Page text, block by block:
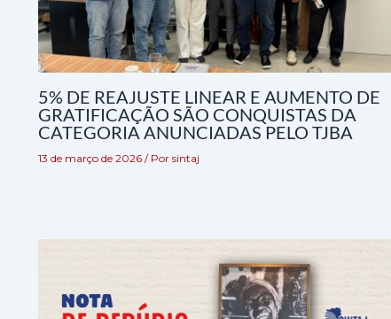
5% DE REAJUSTE LINEAR E AUMENTO DE
GRATIFICAÇÃO SÃO CONQUISTAS DA
CATEGORIA ANUNCIADAS PELO TJBA
13 de março de 2026 / Por sintaj